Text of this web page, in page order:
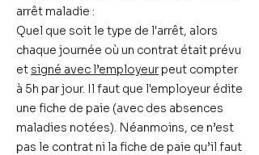
arrêt maladie :
Quel que soit le type de l'arrêt, alors
chaque journée où un contrat était prévu
et signé avec l’employeurpeut compter
à 5h par jour. Il faut que l'employeur édite
une fiche de paie (avec des absences
maladies notées). Néanmoins, ce n’est
pas le contrat ni la fiche de paie qu’il faut